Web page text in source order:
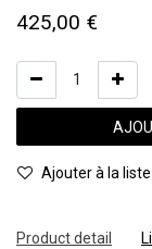
425,00 €
Ajouter à la
Product detail